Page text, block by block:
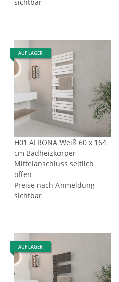
AUF LAGER
H01 ALRONA Weiß 60 x 164
cm Badheizkörper
Mittelanschluss seitlich
offen
Preise nach Anmeldung
sichtbar
AUF LAGER